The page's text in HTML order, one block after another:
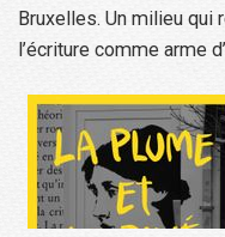
Bruxelles. Un milieu qui
l’écriture comme arme